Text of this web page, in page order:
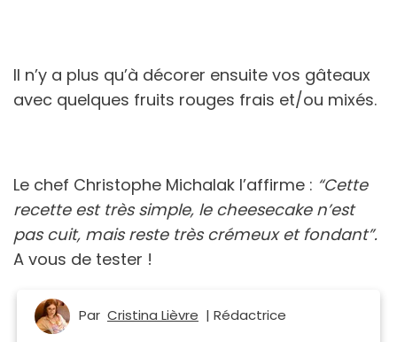
Il n’y a plus qu’à décorer ensuite vos gâteaux
avec quelques fruits rouges frais et/ou mixés.
Le chef Christophe Michalak l’affirme : “Cette
recette est très simple, le cheesecake n’est
pas cuit, mais reste très crémeux et fondant”.
A vous de tester !
Par Cristina Lièvre | Rédactrice